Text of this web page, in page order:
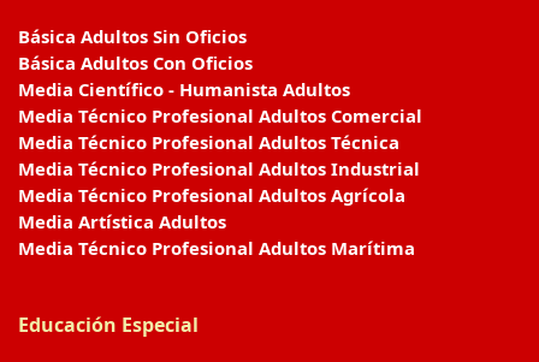
Básica Adultos Sin Oficios
Básica Adultos Con Oficios
Media Científico - Humanista Adultos
Media Técnico Profesional Adultos Comercial
Media Técnico Profesional Adultos Técnica
Media Técnico Profesional Adultos Industrial
Media Técnico Profesional Adultos Agrícola
Media Artística Adultos
Media Técnico Profesional Adultos Marítima
Educación Especial